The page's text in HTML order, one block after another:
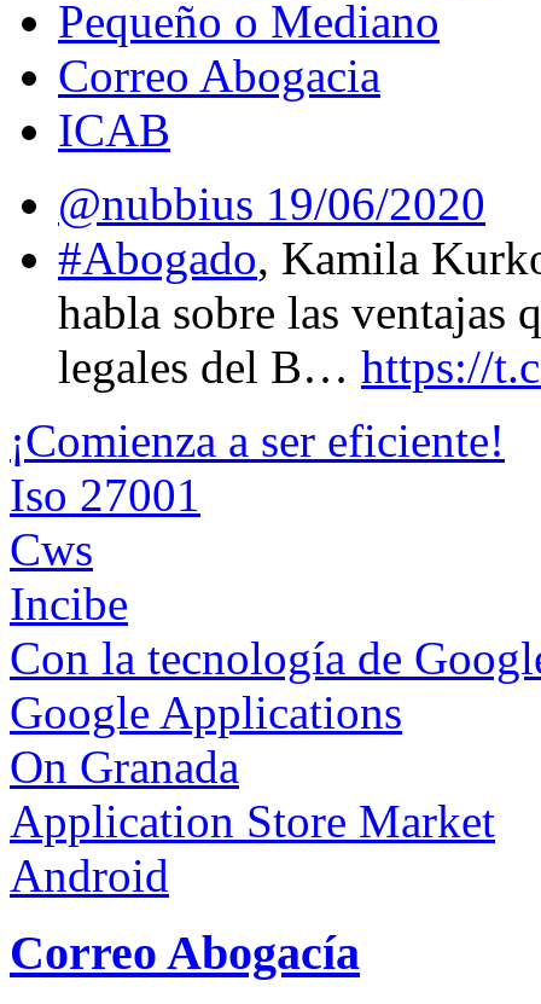
Pequeño o Mediano
Correo Abogacia
ICAB
@nubbius 19/06/2020
#Abogado, Kamila
habla sobre las ventajas
legales del B… https://
¡Comienza a ser eficiente!
Iso 27001
Cws
Incibe
Con la tecnología de
Google Applications
On Granada
Application Store Market
Android
Correo Abogacía